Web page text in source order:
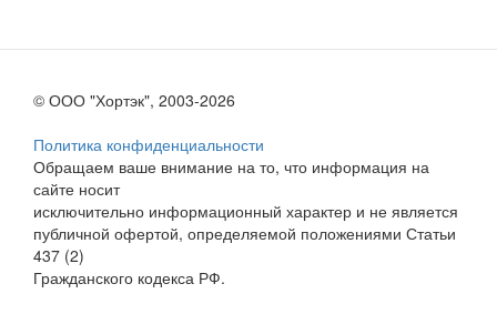
© ООО "Хортэк", 2003-2026
Политика конфиденциальности
Обращаем ваше внимание на то, что информация на
сайте носит
исключительно информационный характер и не является
публичной офертой, определяемой положениями Статьи
437 (2)
Гражданского кодекса РФ.